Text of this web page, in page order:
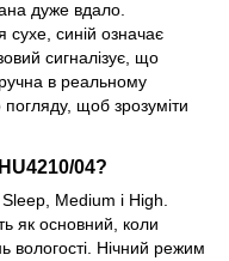
дуже вдало.
сухе, синій означає
сигналізує, що
в реальному
погляду, щоб зрозуміти
04?
Medium і High.
як основний, коли
вологості. Нічний режим